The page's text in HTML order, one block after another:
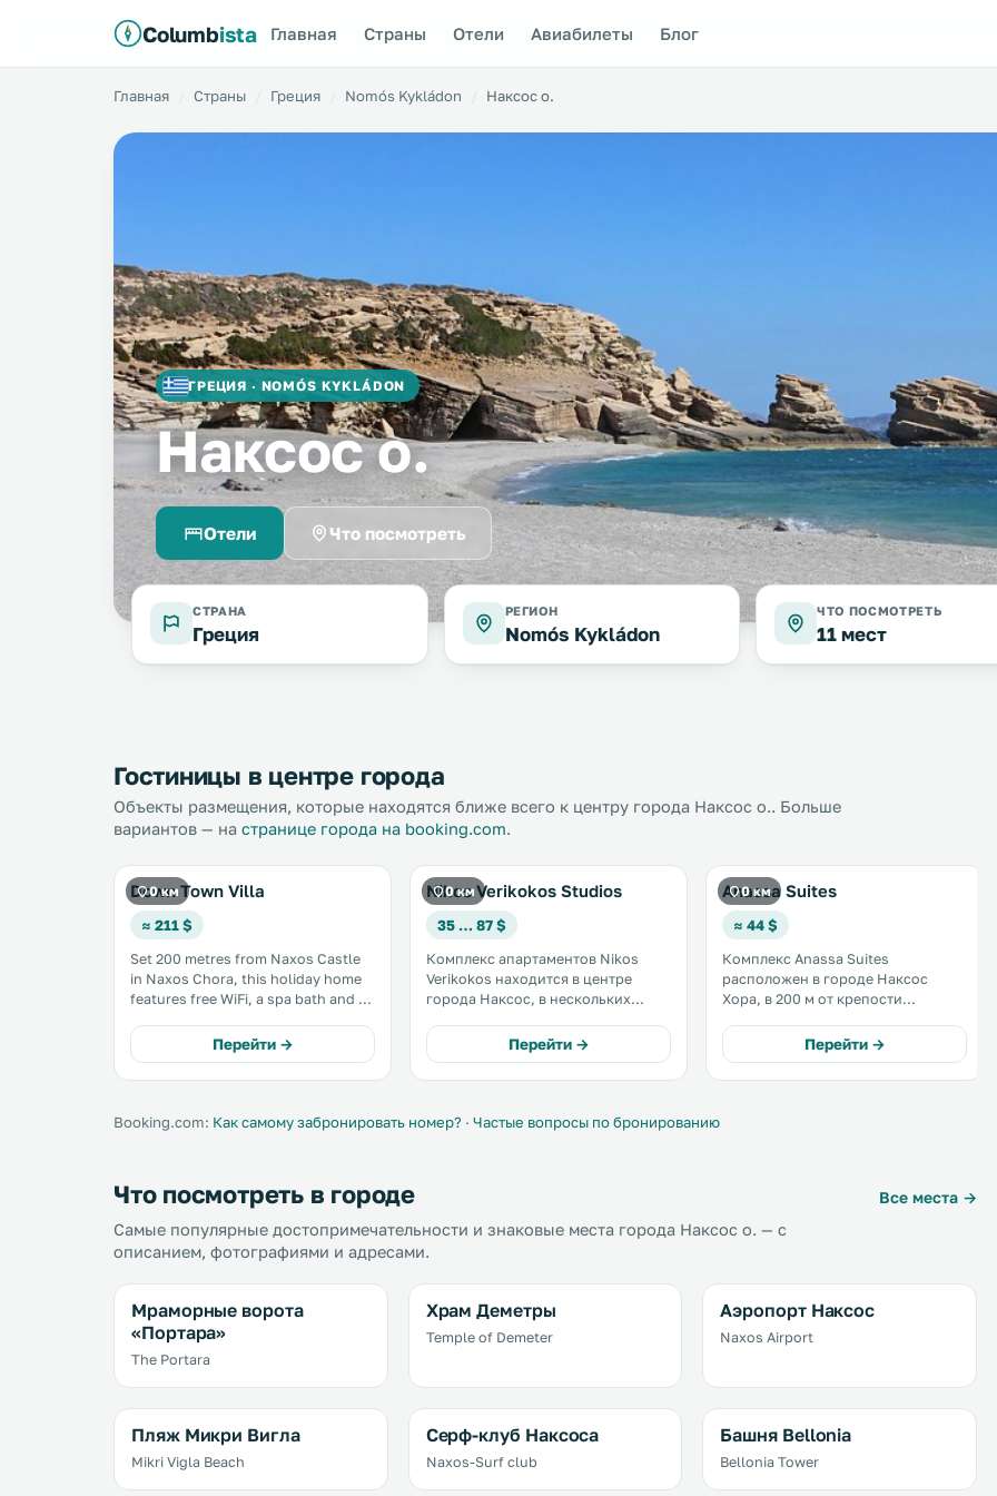
Columbista Главная Страны Отели Авиабилеты Блог
Главная Страны Греция Nomós Kykládon Наксос о.
ГРЕЦИЯ · NOMÓS KYKLÁDON
Наксос о.
Отели Что посмотреть
СТРАНА
Греция
РЕГИОН
Nomós Kykládon
ЧТО ПОСМОТРЕТЬ
11 мест
Гостиницы в центре города
Объекты размещения, которые находятся ближе всего к центру города Наксос о.. Больше
вариантов — на странице города на booking.com.
0 км
Down Town Villa
≈ 211 $
Set 200 metres from Naxos Castle
in Naxos Chora, this holiday home
features free WiFi, a spa bath and a
800 metres from Portara. Free
private parking is available on site.
The kitchen has a dishwasher and
Перейти →
0 км
Nikos Verikokos Studios
35 … 87 $
Комплекс апартаментов Nikos
Verikokos находится в центре
города Наксос, в нескольких
метрах от пляжа Агиос-Георгиос.
С балкона номеров-студио
открывается вид на Эгейское море
Перейти →
0 км
Anassa Suites
≈ 44 $
Комплекс Anassa Suites
расположен в городе Наксос
Хора, в 200 м от крепости
телевизор с плоским экраном. В
некоторых из них обустроен
гостиный уголок. Из окон ряда
Перейти →
Booking.com: Как самому забронировать номер? · Частые вопросы по бронированию
Что посмотреть в городе
Все места →
Самые популярные достопримечательности и знаковые места города Наксос о. — с
описанием, фотографиями и адресами.
Мраморные ворота
«Портара»
The Portara
Храм Деметры
Temple of Demeter
Аэропорт Наксос
Naxos Airport
Пляж Микри Вигла
Mikri Vigla Beach
Серф-клуб Наксоса
Naxos-Surf club
Башня Bellonia
Bellonia Tower